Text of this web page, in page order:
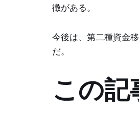
徴がある。
今後は、第二種資金
だ。
この